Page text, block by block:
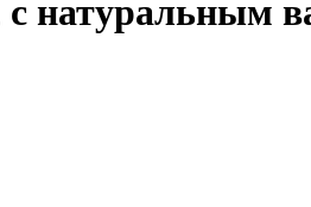
с натуральным